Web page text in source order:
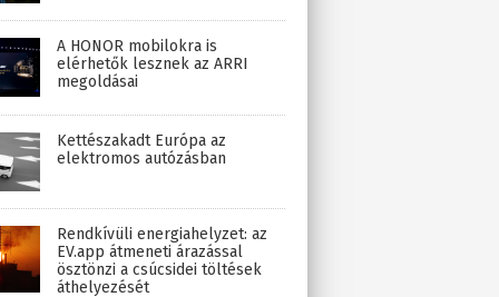
A HONOR mobilokra is
elérhetők lesznek az ARRI
megoldásai
Kettészakadt Európa az
elektromos autózásban
Rendkívüli energiahelyzet: az
EV.app átmeneti árazással
ösztönzi a csúcsidei töltések
áthelyezését